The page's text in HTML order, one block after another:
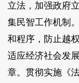
立法，加强政府
集民智工作机制
和程序，防止越
适应经济社会发
章。贯彻实施《